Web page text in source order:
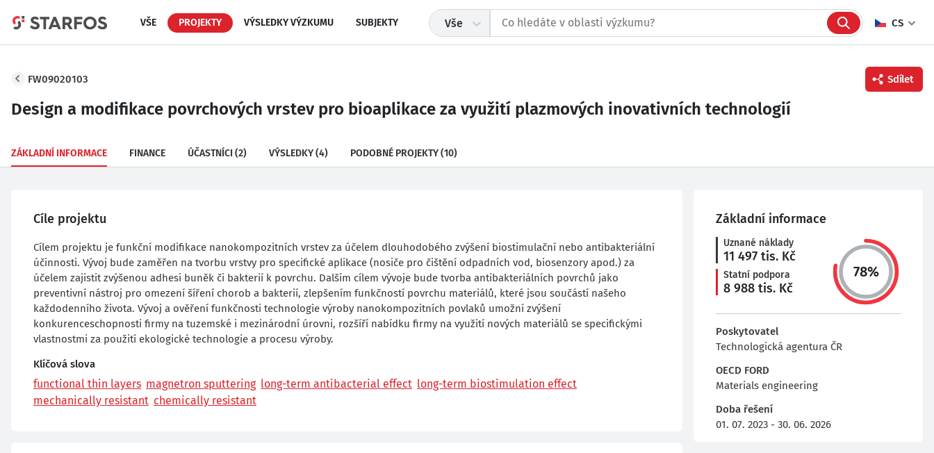
VŠE PROJEKTY VÝSLEDKY VÝZKUMU SUBJEKTY Vše CS
Twitter
FW09020103 Sdílet
Design a modifikace povrchových vrstev pro bioaplikace za využití plazmových inovativních technologií
ZÁKLADNÍ INFORMACE FINANCE ÚČASTNÍCI (2) VÝSLEDKY(4) PODOBNÉ PROJEKTY(10)
Cíle projektu
Cílem projektu je funkční modifikace nanokompozitních vrstev za účelem dlouhodobého zvýšení biostimulační nebo antibakteriální
účinnosti. Vývoj bude zaměřen na tvorbu vrstvy pro specifické aplikace (nosiče pro čištění odpadních vod, biosenzory apod.) za
účelem zajistit zvýšenou adhesi buněk či bakterií k povrchu. Dalším cílem vývoje bude tvorba antibakteriálních povrchů jako
preventivní nástroj pro omezení šíření chorob a bakterií, zlepšením funkčností povrchu materiálů, které jsou součástí našeho
každodenního života. Vývoj a ověření funkčnosti technologie výroby nanokompozitních povlaků umožní zvýšení
konkurenceschopnosti firmy na tuzemské i mezinárodní úrovni, rozšíří nabídku firmy na využití nových materiálů se specifickými
vlastnostmi za použití ekologické technologie a procesu výroby.
Klíčová slova
functional thin layers magnetron sputtering long-term antibacterial effect long-term biostimulation effect
mechanically resistant chemically resistant
Základní informace
Uznané náklady
11 497 tis. Kč
Statní podpora
8 988 tis. Kč
78%
Poskytovatel
Technologická agentura ČR
OECD FORD
Materials engineering
Doba řešení
01. 07. 2023 - 30. 06. 2026